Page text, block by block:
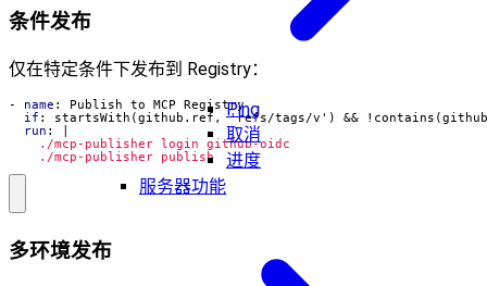
Ping
取消
进度
服务器功能
条件发布
仅在特定条件下发布到 Registry：
- name :
Publish to MCP Registry
if :
startsWith(github.ref, 'refs/tags/v') &&
run :
    ./mcp-publisher publish
多环境发布